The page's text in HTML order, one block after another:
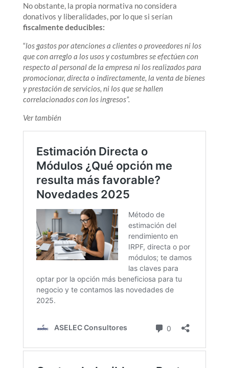
No obstante, la propia normativa no considera
donativos y liberalidades, por lo que si serían
fiscalmente deducibles:
“los gastos por atenciones a clientes o proveedores ni los
que con arreglo a los usos y costumbres se efectúen con
respecto al personal de la empresa ni los realizados para
promocionar, directa o indirectamente, la venta de bienes
y prestación de servicios, ni los que se hallen
correlacionados con los ingresos”.
Ver también